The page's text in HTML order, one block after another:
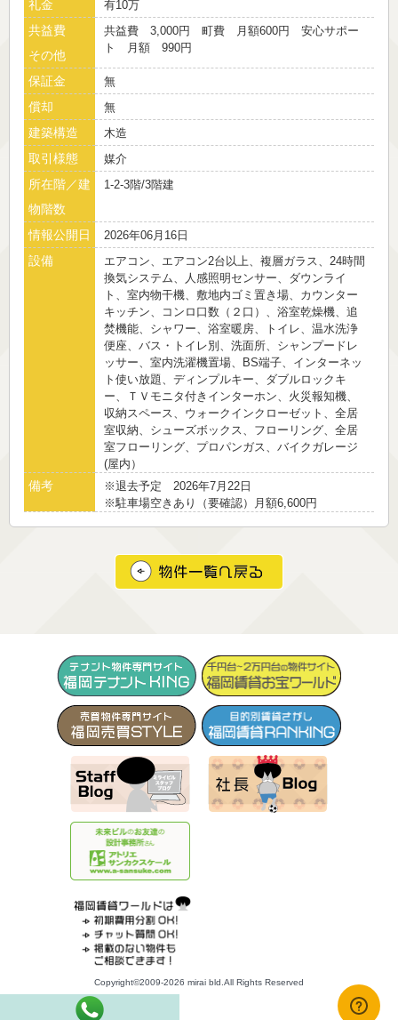
礼金 有10万
共益費
その他
共益費 3,000円 町費 月額600円 安心サポー
ト 月額 990円
保証金 無
償却 無
建築構造 木造
取引様態 媒介
所在階／建
物階数
1-2-3階/3階建
情報公開日 2026年06月16日
設備
エアコン、エアコン2台以上、複層ガラス、24時間
換気システム、人感照明センサー、ダウンライ
ト、室内物干機、敷地内ゴミ置き場、カウンター
キッチン、コンロ口数（２口）、浴室乾燥機、追
焚機能、シャワー、浴室暖房、トイレ、温水洗浄
便座、バス・トイレ別、洗面所、シャンプードレ
ッサー、室内洗濯機置場、BS端子、インターネッ
ト使い放題、ディンプルキー、ダブルロックキ
ー、ＴＶモニタ付きインターホン、火災報知機、
収納スペース、ウォークインクローゼット、全居
室収納、シューズボックス、フローリング、全居
室フローリング、プロパンガス、バイクガレージ
(屋内）
備考
※退去予定 2026年7月22日
※駐車場空きあり（要確認）月額6,600円
Copyright©2009-2026 mirai bld.All Rights Reserved